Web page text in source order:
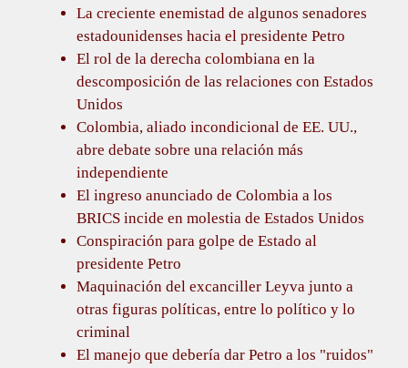
La creciente enemistad de algunos senadores
estadounidenses hacia el presidente Petro
El rol de la derecha colombiana en la
descomposición de las relaciones con Estados
Unidos
Colombia, aliado incondicional de EE. UU.,
abre debate sobre una relación más
independiente
El ingreso anunciado de Colombia a los
BRICS incide en molestia de Estados Unidos
Conspiración para golpe de Estado al
presidente Petro
Maquinación del excanciller Leyva junto a
otras figuras políticas, entre lo político y lo
criminal
El manejo que debería dar Petro a los "ruidos"